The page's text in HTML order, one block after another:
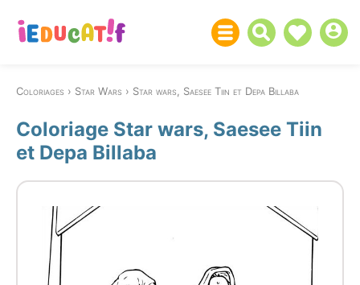
Coloriages Star Wars Star wars, Saesee Tiin et Depa Billaba
Coloriage Star wars, Saesee Tiin
et Depa Billaba